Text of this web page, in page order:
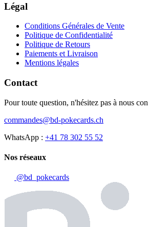
Légal
Conditions Générales de Vente
Politique de Confidentialité
Politique de Retours
Paiements et Livraison
Mentions légales
Contact
Pour toute question, n'hésitez pas à nous
commandes@bd-pokecards.ch
WhatsApp : +41 78 302 55 52
Nos réseaux
@bd_pokecards